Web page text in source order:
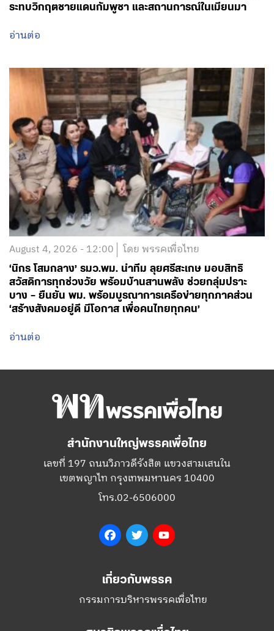
ระทบวิกฤตชายแดนกัมพูชา และสถานการณ์ในเมียนมา
อ่านต่อ
August 4, 2026 - 12:00 โดย พรรคเพื่อไทย
‘นิกร โสมกลาง’ รมว.พม. นำทีม ลุยศรีสะเกษ มอบสิทธิ
สวัสดิการทุกช่วงวัย พร้อมบ้านสานพลัง ช่วยกลุ่มปราะ
บาง – ยืนยัน พม. พร้อมบูรณาการเครือข่ายทุกภาคส่วน
‘สร้างสังคมอยู่ดี มีโอกาส เพื่อคนไทยทุกคน’
อ่านต่อ
สำนักงานใหญ่พรรคเพื่อไทย
เลขที่ 197 ถนนวิภาวดีรังสิต แขวงสามเสนใน
เขตพญาไท กรุงเทพมหานคร 10400
โทร.02-6506000
FacebookTwitter
เกี่ยวกับพรรค
กรรมการบริหารพรรคเพื่อไทย